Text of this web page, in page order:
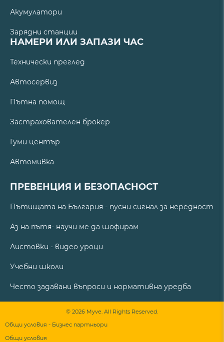
Акумулатори
Зарядни станции
НАМЕРИ ИЛИ ЗАПАЗИ ЧАС
Технически преглед
Автосервиз
Пътна помощ
Застрахователен брокер
Гуми център
Автомивка
ПРЕВЕНЦИЯ И БЕЗОПАСНОСТ
Пътищата на България - пусни сигнал за нередност
Аз на пътя- научи ме да шофирам
Листовки - видео уроци
Учебни школи
Често задавани въпроси и нормативна уредба
© 2026 Myve. All Rights Reserved.
Общи условия - Бизнес партньори
Общи условия